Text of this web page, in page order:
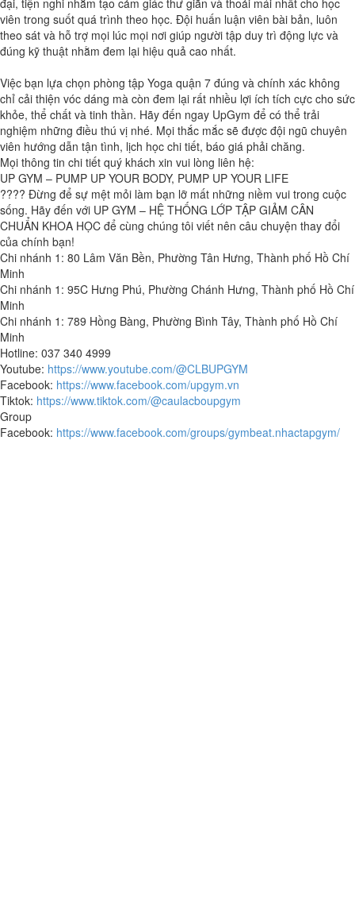
viên trong suốt quá trình theo học. Đội huấn luận viên bài bản, luôn
theo sát và hỗ trợ mọi lúc mọi nơi giúp người tập duy trì động lực và
đúng kỹ thuật nhằm đem lại hiệu quả cao nhất.
Việc bạn lựa chọn phòng tập Yoga quận 7 đúng và chính xác không
chỉ cải thiện vóc dáng mà còn đem lại rất nhiều lợi ích tích cực cho sức
khỏe, thể chất và tinh thần. Hãy đến ngay UpGym để có thể trải
nghiệm những điều thú vị nhé. Mọi thắc mắc sẽ được đội ngũ chuyên
viên hướng dẫn tận tình, lịch học chi tiết, báo giá phải chăng.
Mọi thông tin chi tiết quý khách xin vui lòng liên hệ:
UP GYM – PUMP UP YOUR BODY, PUMP UP YOUR LIFE
???? Đừng để sự mệt mỏi làm bạn lỡ mất những niềm vui trong cuộc
sống. Hãy đến với UP GYM – HỆ THỐNG LỚP TẬP GIẢM CÂN
CHUẨN KHOA HỌC để cùng chúng tôi viết nên câu chuyện thay đổi
của chính bạn!
Chi nhánh 1: 80 Lâm Văn Bền, Phường Tân Hưng, Thành phố Hồ Chí
Minh
Chi nhánh 1: 95C Hưng Phú, Phường Chánh Hưng, Thành phố Hồ Chí
Minh
Chi nhánh 1: 789 Hồng Bàng, Phường Bình Tây, Thành phố Hồ Chí
Minh
Hotline: 037 340 4999
Youtube: https://www.youtube.com/@CLBUPGYM
Facebook: https://www.facebook.com/upgym.vn
Tiktok: https://www.tiktok.com/@caulacboupgym
Group
Facebook: https://www.facebook.com/groups/gymbeat.nhactapgym/